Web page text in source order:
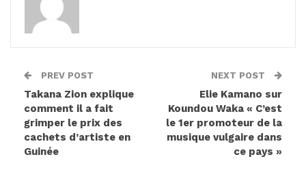
PREV POST
Takana Zion explique
comment il a fait
grimper le prix des
cachets d’artiste en
Guinée
NEXT POST
Elie Kamano sur
Koundou Waka « C’est
le 1er promoteur de la
musique vulgaire dans
ce pays »